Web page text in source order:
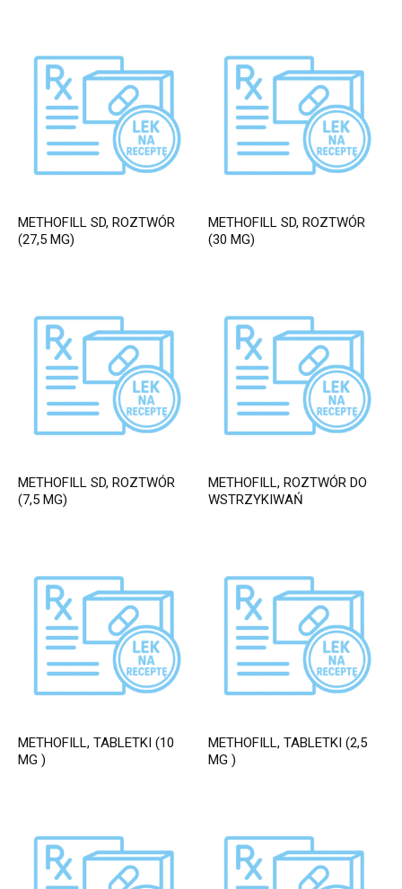
METHOFILL SD, ROZTWÓR
(27,5 MG)
METHOFILL SD, ROZTWÓR
(30 MG)
METHOFILL SD, ROZTWÓR
(7,5 MG)
METHOFILL, ROZTWÓR DO
WSTRZYKIWAŃ
METHOFILL, TABLETKI (10
MG )
METHOFILL, TABLETKI (2,5
MG )